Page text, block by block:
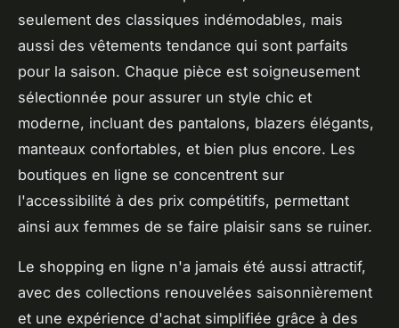
seulement des classiques indémodables, mais
aussi des vêtements tendance qui sont parfaits
pour la saison. Chaque pièce est soigneusement
sélectionnée pour assurer un style chic et
moderne, incluant des pantalons, blazers élégants,
manteaux confortables, et bien plus encore. Les
boutiques en ligne se concentrent sur
l'accessibilité à des prix compétitifs, permettant
ainsi aux femmes de se faire plaisir sans se ruiner.
Le shopping en ligne n'a jamais été aussi attractif,
avec des collections renouvelées saisonnièrement
et une expérience d'achat simplifiée grâce à des